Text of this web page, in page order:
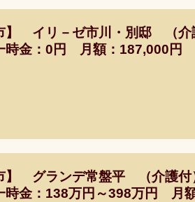
】 イリ－ゼ市川・別邸 （
金：0円 月額：187,000円
】 グランデ常盤平 （介護
金：138万円～398万円 月